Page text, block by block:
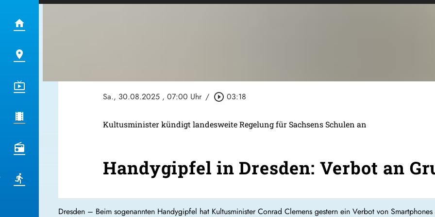
Sa., 30.08.2025 , 07:00 Uhr / play_circle_outline 03:18
Kultusminister kündigt landesweite Regelung für Sachsens Schulen an
Handygipfel in Dresden: Verbot an
Dresden – Beim sogenannten Handygipfel hat Kultusminister Conrad Clemens gestern ein Verbot von